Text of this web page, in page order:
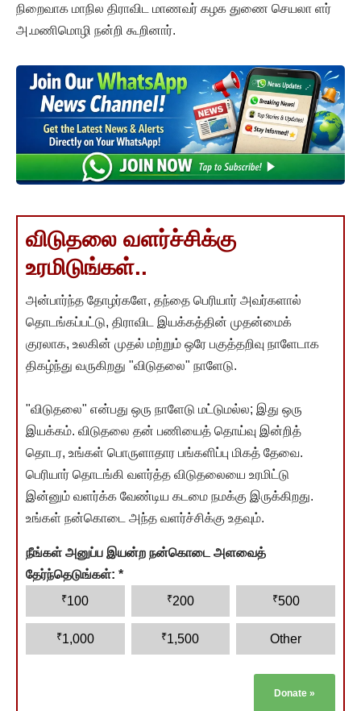
நிறைவாக மாநில திராவிட மாணவர் கழக துணை செயலா ளர்
அ.மணிமொழி நன்றி கூறினார்.
விடுதலை வளர்ச்சிக்கு
உரமிடுங்கள்..
அன்பார்ந்த தோழர்களே, தந்தை பெரியார் அவர்களால்
தொடங்கப்பட்டு, திராவிட இயக்கத்தின் முதன்மைக்
குரலாக, உலகின் முதல் மற்றும் ஒரே பகுத்தறிவு நாளேடாக
திகழ்ந்து வருகிறது "விடுதலை" நாளேடு.
"விடுதலை" என்பது ஒரு நாளேடு மட்டுமல்ல; இது ஒரு
இயக்கம். விடுதலை தன் பணியைத் தொய்வு இன்றித்
தொடர, உங்கள் பொருளாதார பங்களிப்பு மிகத் தேவை.
பெரியார் தொடங்கி வளர்த்த விடுதலையை உரமிட்டு
இன்னும் வளர்க்க வேண்டிய கடமை நமக்கு இருக்கிறது.
உங்கள் நன்கொடை அந்த வளர்ச்சிக்கு உதவும்.
நீங்கள் அனுப்ப இயன்ற நன்கொடை அளவைத்
தேர்ந்தெடுங்கள்: *
₹100 ₹200 ₹500
₹1,000 ₹1,500 Other
Donate »